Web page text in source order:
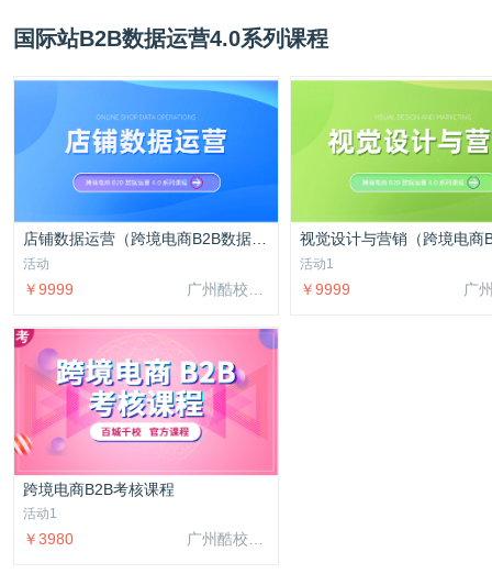
国际站B2B数据运营4.0系列课程
店铺数据运营（跨境电商B2B数据运营4.0系列课程）
活动
￥9999
活动1
￥9999
跨境电商B2B考核课程
活动1
￥3980